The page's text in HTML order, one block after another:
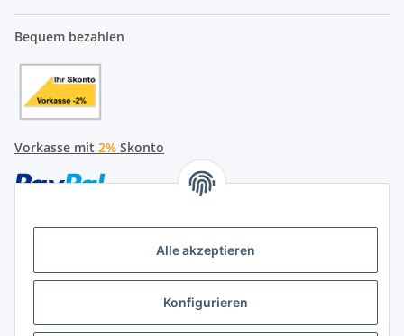
Alle akzeptieren
Konfigurieren
Bequem bezahlen
Vorkasse mit 2% Skonto
Später bezahlen